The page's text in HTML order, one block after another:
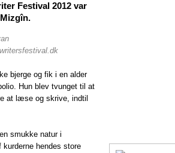
Festival 2012 var
bjerge og fik i en alder
Hun blev tvunget til at
at læse og skrive, indtil
smukke natur i
hendes store